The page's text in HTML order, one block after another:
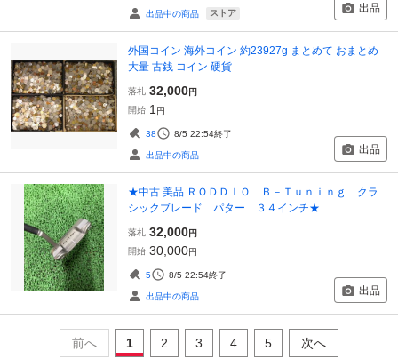
出品中の商品 ストア 出品
外国コイン 海外コイン 約23927g まとめて おまとめ
大量 古銭 コイン 硬貨
落札 32,000円
開始 1 円
38 8/5 22:54終了
出品中の商品 出品
★中古 美品 ＲＯＤＤＩＯ Ｂ－Ｔｕｎｉｎｇ クラ
シックブレード パター ３４インチ★
落札 32,000円
開始 30,000円
5 8/5 22:54終了
出品中の商品 出品
前へ 1 2 3 4 5 次へ